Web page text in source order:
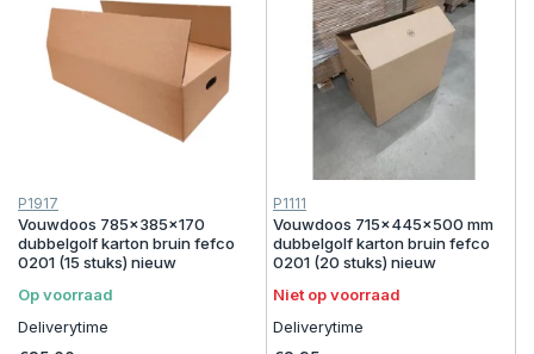
P1917
Vouwdoos 785x385x170
dubbelgolf karton bruin fefco
0201 (15 stuks) nieuw
Op voorraad
Deliverytime
P1111
Vouwdoos 715x445x500 mm
dubbelgolf karton bruin fefco
0201 (20 stuks) nieuw
Niet op voorraad
Deliverytime